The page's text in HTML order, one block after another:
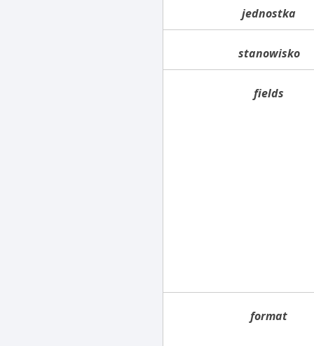
jednostka
stanowisko
fields
format